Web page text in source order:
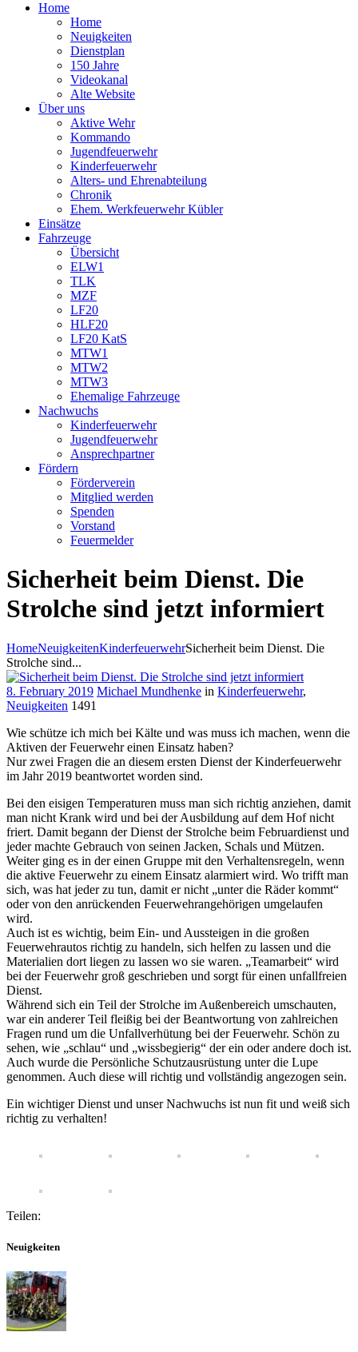
Home
Home
Neuigkeiten
Dienstplan
150 Jahre
Videokanal
Alte Website
Über uns
Aktive Wehr
Kommando
Jugendfeuerwehr
Kinderfeuerwehr
Alters- und Ehrenabteilung
Chronik
Ehem. Werkfeuerwehr Kübler
Einsätze
Fahrzeuge
Übersicht
ELW1
TLK
MZF
LF20
HLF20
LF20 KatS
MTW1
MTW2
MTW3
Ehemalige Fahrzeuge
Nachwuchs
Kinderfeuerwehr
Jugendfeuerwehr
Ansprechpartner
Fördern
Förderverein
Mitglied werden
Spenden
Vorstand
Feuermelder
Sicherheit beim Dienst. Die
Strolche sind jetzt informiert
HomeNeuigkeitenKinderfeuerwehrSicherheit beim Dienst. Die
Strolche sind...
8. February 2019 Michael Mundhenke in Kinderfeuerwehr,
Neuigkeiten 1491
Wie schütze ich mich bei Kälte und was muss ich machen, wenn die
Aktiven der Feuerwehr einen Einsatz haben?
Nur zwei Fragen die an diesem ersten Dienst der Kinderfeuerwehr
im Jahr 2019 beantwortet worden sind.
Bei den eisigen Temperaturen muss man sich richtig anziehen, damit
man nicht Krank wird und bei der Ausbildung auf dem Hof nicht
friert. Damit begann der Dienst der Strolche beim Februardienst und
jeder machte Gebrauch von seinen Jacken, Schals und Mützen.
Weiter ging es in der einen Gruppe mit den Verhaltensregeln, wenn
die aktive Feuerwehr zu einem Einsatz alarmiert wird. Wo trifft man
sich, was hat jeder zu tun, damit er nicht „unter die Räder kommt“
oder von den anrückenden Feuerwehrangehörigen umgelaufen
wird.
Auch ist es wichtig, beim Ein- und Aussteigen in die großen
Feuerwehrautos richtig zu handeln, sich helfen zu lassen und die
Materialien dort liegen zu lassen wo sie waren. „Teamarbeit“ wird
bei der Feuerwehr groß geschrieben und sorgt für einen unfallfreien
Dienst.
Während sich ein Teil der Strolche im Außenbereich umschauten,
war ein anderer Teil fleißig bei der Beantwortung von zahlreichen
Fragen rund um die Unfallverhütung bei der Feuerwehr. Schön zu
sehen, wie „schlau“ und „wissbegierig“ der ein oder andere doch ist.
Auch wurde die Persönliche Schutzausrüstung unter die Lupe
genommen. Auch diese will richtig und vollständig angezogen sein.
Ein wichtiger Dienst und unser Nachwuchs ist nun fit und weiß sich
richtig zu verhalten!
Teilen:
Neuigkeiten